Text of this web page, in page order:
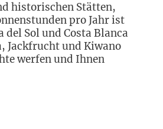
historischen Stätten,
pro Jahr ist
del Sol und Costa Blanca
Jackfrucht und Kiwano
werfen und Ihnen